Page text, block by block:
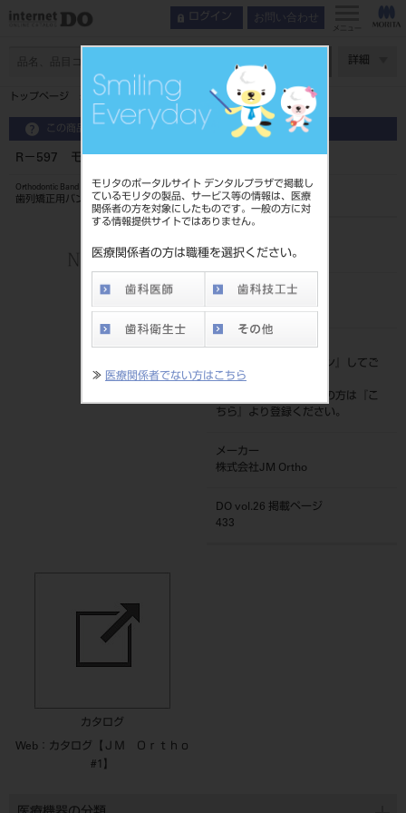
モリタのポータルサイト デンタルプラザで掲載し
ているモリタの製品、サービス等の情報は、医療
関係者の方を対象にしたものです。一般の方に対
する情報提供サイトではありません。
医療関係者の方は職種を選択ください。
≫ 医療関係者でない方はこちら
ログイン お問い合わせ
メニュー
詳細
トップページ R－597 モーラーバンド
この商品に関するお問い合わせ
R－597 モーラーバンド
Orthodontic Band
歯列矯正用バンド
206350800597
JAN/EANコード
標準価格
ログイン
』してご
覧ください。
ネット会員登録がまだの方は『
こ
ちら
』より登録ください。
メーカー
株式会社JM Ortho
DO vol.26 掲載ページ
433
カタログ
Web：カタログ【ＪＭ Ｏｒｔｈｏ
#1】